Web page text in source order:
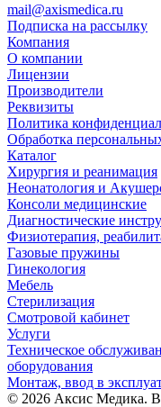
mail@axismedica.ru
Подписка на рассылку
Компания
О компании
Лицензии
Производители
Реквизиты
Политика
Обработка
Каталог
Хирургия и реанимация
Неонатология и
Консоли медицинские
Диагностические
Физиотерапия,
Газовые пружины
Гинекология
Мебель
Стерилизация
Смотровой кабинет
Услуги
Техническое
оборудования
Монтаж, ввод в
© 2026 Аксис Медика.